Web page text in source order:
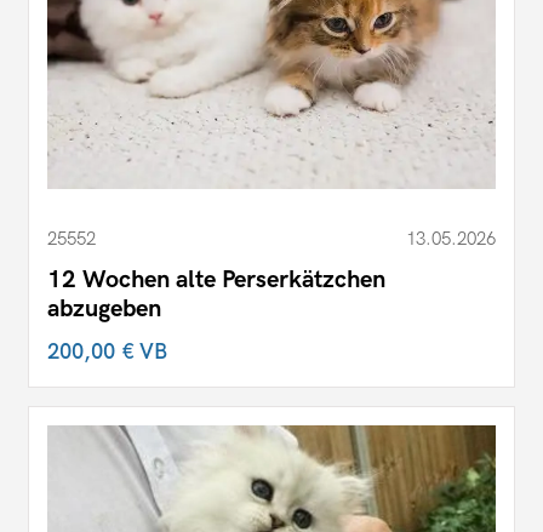
25552 13.05.2026
12 Wochen alte Perserkätzchen
abzugeben
200,00 €VB